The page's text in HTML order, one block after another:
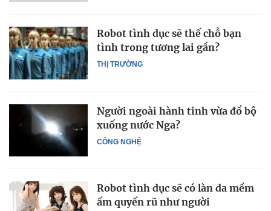
THỊ TRƯỜNG
Robot tình dục sẽ thế chỗ bạn
tình trong tương lai gần?
CÔNG NGHỆ
Người ngoài hành tinh vừa đổ bộ
xuống nước Nga?
Robot tình dục sẽ có làn da mềm
ấm quyến rũ như người